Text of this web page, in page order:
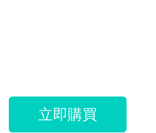
立即購買